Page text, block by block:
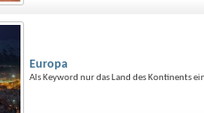
Europa
Als Keyword nur das Land des Kontinents